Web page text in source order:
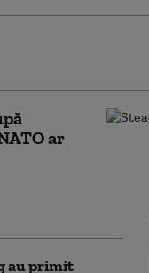
ar
au primit